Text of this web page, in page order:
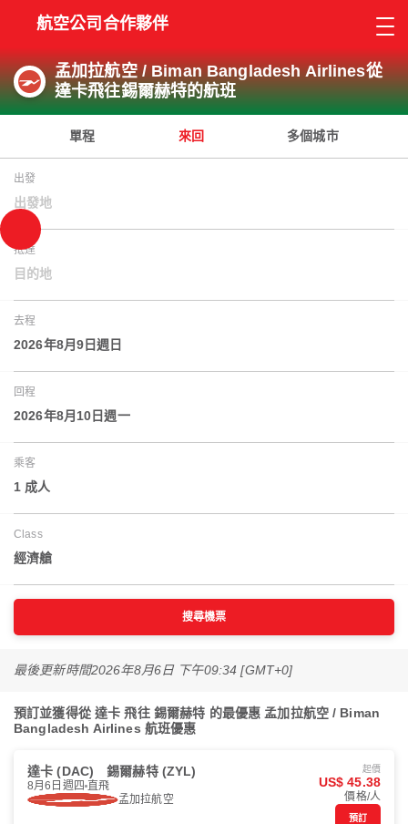
航空公司合作夥伴
孟加拉航空 / Biman Bangladesh Airlines從
達卡飛往錫爾赫特的航班
單程 來回 多個城市
出發
出發地
抵達
目的地
去程
2026年8月9日週日
回程
2026年8月10日週一
乘客
1 成人
Class
經濟艙
搜尋機票
最後更新時間2026年8月6日 下午09:34 [GMT+0]
預訂並獲得從 達卡 飛往 錫爾赫特 的最優惠 孟加拉航空 / Biman
Bangladesh Airlines 航班優惠
達卡 (DAC) 錫爾赫特 (ZYL)
8月6日週四 直飛
孟加拉航空
起價
US$ 45.38
價格/人
預訂